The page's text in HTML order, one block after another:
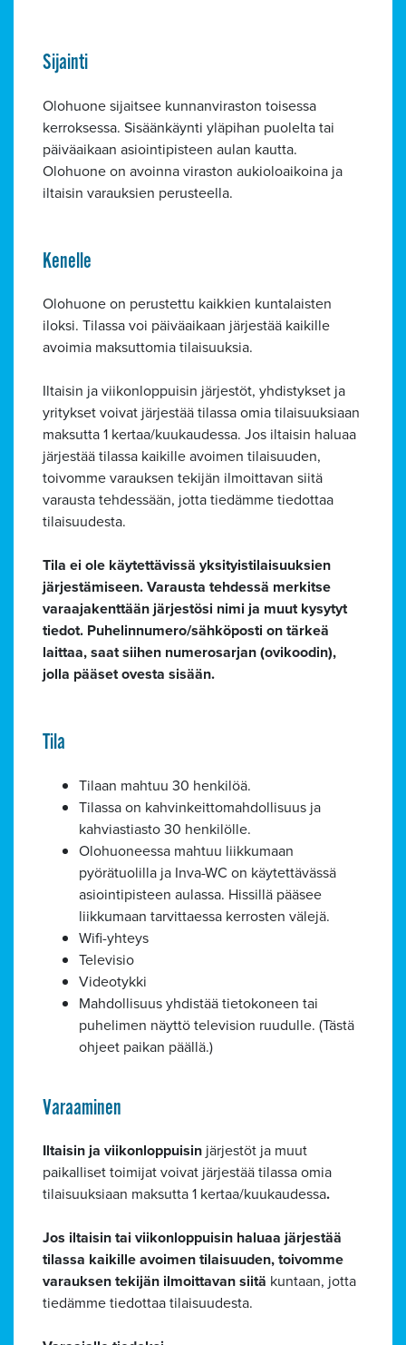
Sijainti
Olohuone sijaitsee kunnanviraston toisessa
kerroksessa. Sisäänkäynti yläpihan puolelta tai
päiväaikaan asiointipisteen aulan kautta.
Olohuone on avoinna viraston aukioloaikoina ja
iltaisin varauksien perusteella.
Kenelle
Olohuone on perustettu kaikkien kuntalaisten
iloksi. Tilassa voi päiväaikaan järjestää kaikille
avoimia maksuttomia tilaisuuksia.
Iltaisin ja viikonloppuisin järjestöt, yhdistykset ja
yritykset voivat järjestää tilassa omia tilaisuuksiaan
maksutta 1 kertaa/kuukaudessa. Jos iltaisin haluaa
järjestää tilassa kaikille avoimen tilaisuuden,
toivomme varauksen tekijän ilmoittavan siitä
varausta tehdessään, jotta tiedämme tiedottaa
tilaisuudesta.
Tila ei ole käytettävissä yksityistilaisuuksien
järjestämiseen. Varausta tehdessä merkitse
varaajakenttään järjestösi nimi ja muut kysytyt
tiedot. Puhelinnumero/sähköposti on tärkeä
laittaa, saat siihen numerosarjan (ovikoodin),
jolla pääset ovesta sisään.
Tila
Tilaan mahtuu 30 henkilöä.
Tilassa on kahvinkeittomahdollisuus ja
kahviastiasto 30 henkilölle.
Olohuoneessa mahtuu liikkumaan
pyörätuolilla ja Inva-WC on käytettävässä
asiointipisteen aulassa. Hissillä pääsee
liikkumaan tarvittaessa kerrosten välejä.
Wifi-yhteys
Televisio
Videotykki
Mahdollisuus yhdistää tietokoneen tai
puhelimen näyttö television ruudulle. (Tästä
ohjeet paikan päällä.)
Varaaminen
Iltaisin ja viikonloppuisin järjestöt ja muut
paikalliset toimijat voivat järjestää tilassa omia
tilaisuuksiaan maksutta 1 kertaa/kuukaudessa.
Jos iltaisin tai viikonloppuisin haluaa järjestää
tilassa kaikille avoimen tilaisuuden, toivomme
varauksen tekijän ilmoittavan siitä kuntaan, jotta
tiedämme tiedottaa tilaisuudesta.